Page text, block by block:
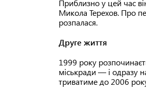
Приблизно у цей час
Микола Терехов. Про
розпалася.
Друге життя
1999 року
міськради — і одразу
триватиме до 2006